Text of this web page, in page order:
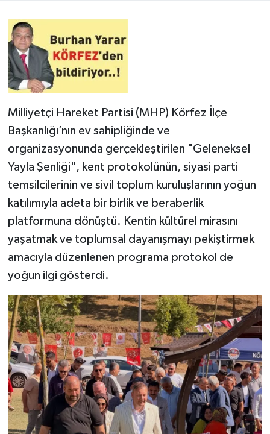
Milliyetçi Hareket Partisi (MHP) Körfez İlçe
Başkanlığı’nın ev sahipliğinde ve
organizasyonunda gerçekleştirilen "Geleneksel
Yayla Şenliği", kent protokolünün, siyasi parti
temsilcilerinin ve sivil toplum kuruluşlarının yoğun
katılımıyla adeta bir birlik ve beraberlik
platformuna dönüştü. Kentin kültürel mirasını
yaşatmak ve toplumsal dayanışmayı pekiştirmek
amacıyla düzenlenen programa protokol de
yoğun ilgi gösterdi.